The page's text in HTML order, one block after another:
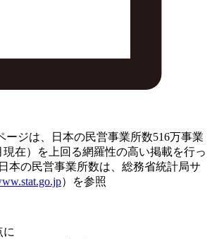
ジは、日本の民営事業所数516万事業
現在）を上回る網羅性の高い掲載を行っ
本の民営事業所数は、総務省統計局サ
）を参照
に